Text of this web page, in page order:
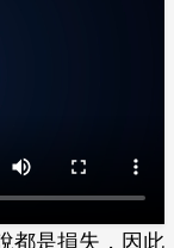
都是損失，因此